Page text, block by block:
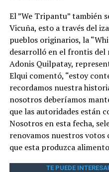
El ”We Tripantu” también
Vicuña, esto a través del
pueblos originarios, la
desarrolló en el frontis
Adonis Quilpatay,
Elqui comentó, “estoy
recordamos nuestra
nosotros deberíamos
que las autoridades están
Nosotros en esta fecha,
renovamos nuestros
que esta produzca
TE PUEDE